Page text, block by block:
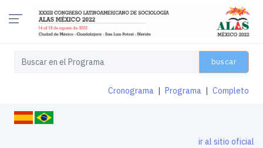
buscar
Cronograma Programa Completo
ir al sitio oficial